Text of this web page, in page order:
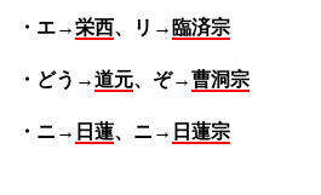
・エ→栄西、リ→ 臨済宗
・どう→道元、ぞ→曹洞宗
・ニ→ 日蓮、ニ→ 日蓮宗